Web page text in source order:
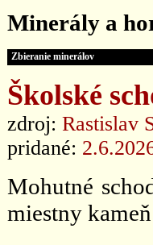
Minerály a
Zbieranie minerálov
Školské
zdroj: Rastislav
pridané:
Mohutné
miestny